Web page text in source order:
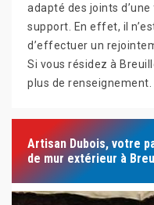
adapté des joints
support. En effet, il
d’effectuer un
Si vous résidez à
plus de renseignement.
Artisan Dubois, votre
de mur extérieur à